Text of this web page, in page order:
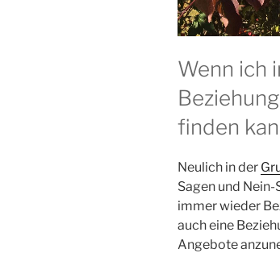
Wenn ich
finden
Neulich in der
Sagen und
immer wieder
auch eine
Angebote